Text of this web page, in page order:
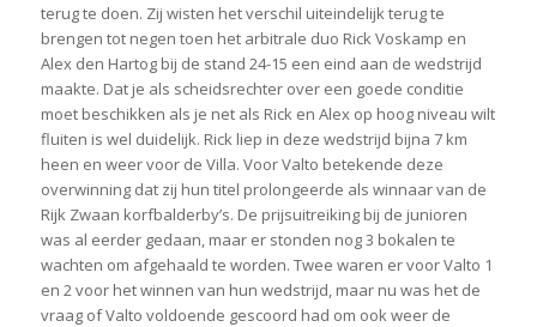
terug te doen. Zij wisten het verschil uiteindelijk terug te
brengen tot negen toen het arbitrale duo Rick Voskamp en
Alex den Hartog bij de stand 24-15 een eind aan de wedstrijd
maakte. Dat je als scheidsrechter over een goede conditie
moet beschikken als je net als Rick en Alex op hoog niveau wilt
fluiten is wel duidelijk. Rick liep in deze wedstrijd bijna 7 km
heen en weer voor de Villa. Voor Valto betekende deze
overwinning dat zij hun titel prolongeerde als winnaar van de
Rijk Zwaan korfbalderby’s. De prijsuitreiking bij de junioren
was al eerder gedaan, maar er stonden nog 3 bokalen te
wachten om afgehaald te worden. Twee waren er voor Valto 1
en 2 voor het winnen van hun wedstrijd, maar nu was het de
vraag of Valto voldoende gescoord had om ook weer de